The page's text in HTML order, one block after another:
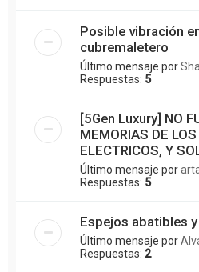
Posible vibración
cubremaletero
Último mensaje por
Respuestas: 5
[5Gen Luxury] NO
MEMORIAS DE
ELECTRICOS, Y
Último mensaje por
Respuestas: 5
Espejos abatibles
Último mensaje por
Respuestas: 2